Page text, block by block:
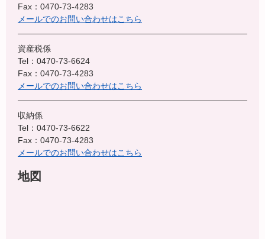
Fax：0470-73-4283
メールでのお問い合わせはこちら
資産税係
Tel：0470-73-6624
Fax：0470-73-4283
メールでのお問い合わせはこちら
収納係
Tel：0470-73-6622
Fax：0470-73-4283
メールでのお問い合わせはこちら
地図